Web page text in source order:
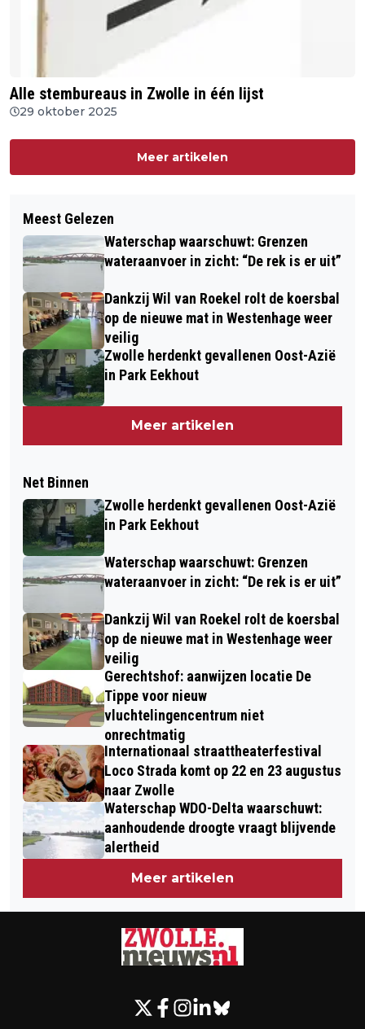
Alle stembureaus in Zwolle in één lijst
29 oktober 2025
Meer artikelen
Meest Gelezen
Waterschap waarschuwt: Grenzen
wateraanvoer in zicht: “De rek is er uit”
Dankzij Wil van Roekel rolt de koersbal
op de nieuwe mat in Westenhage weer
veilig
Zwolle herdenkt gevallenen Oost-Azië
in Park Eekhout
Meer artikelen
Net Binnen
Zwolle herdenkt gevallenen Oost-Azië
in Park Eekhout
Waterschap waarschuwt: Grenzen
wateraanvoer in zicht: “De rek is er uit”
Dankzij Wil van Roekel rolt de koersbal
op de nieuwe mat in Westenhage weer
veilig
Gerechtshof: aanwijzen locatie De
Tippe voor nieuw
vluchtelingencentrum niet
onrechtmatig
Internationaal straattheaterfestival
Loco Strada komt op 22 en 23 augustus
naar Zwolle
Waterschap WDO-Delta waarschuwt:
aanhoudende droogte vraagt blijvende
alertheid
Meer artikelen